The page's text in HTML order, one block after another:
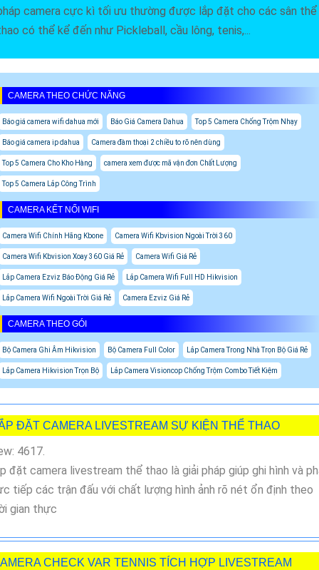
camera cực kì tối ưu thường được lắp đặt cho các sân thể
có thể kể đến như Pickleball, cầu lông, tenis,...
CAMERA THEO CHỨC NĂNG
Báo giá camera wifi dahua mới Báo Giá Camera Dahua Top 5 Camera Chống Trộm Nhạy
Báo giá camera ip dahua Camera đàm thoại 2 chiều to rõ nên dùng
Top 5 Camera Cho Kho Hàng camera xem được mã vận đơn Chất Lượng
Top 5 Camera Lắp Công Trình
CAMERA KẾT NỐI WIFI
Camera Wifi Chính Hãng Kbone Camera Wifi Kbvision Ngoài Trời 360
Camera Wifi Kbvision Xoay 360 Giá Rẻ Camera Wifi Giá Rẻ
Lắp Camera Ezviz Báo Động Giá Rẻ Lắp Camera Wifi Full HD Hikvision
Lắp Camera Wifi Ngoài Trời Giá Rẻ Camera Ezviz Giá Rẻ
CAMERA THEO GÓI
Bộ Camera Ghi Âm Hikvision Bộ Camera Full Color Lắp Camera Trong Nhà Trọn Bộ Giá Rẻ
Lắp Camera Hikvision Trọn Bộ Lắp Camera Visioncop Chống Trộm Combo Tiết Kiệm
ĐẶT CAMERA LIVESTREAM SỰ KIỆN THỂ THAO
4617.
đặt camera livestream thể thao là giải pháp giúp ghi hình và
tiếp các trận đấu với chất lượng hình ảnh rõ nét ổn định theo
gian thực
CHECK VAR TENNIS TÍCH HỢP LIVESTREAM